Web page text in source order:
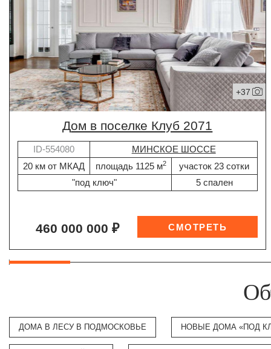
+37
дом в поселке Клуб 2071
ID-554080
МИНСКОЕ ШОССЕ
20 км от МКАД
площадь 1125 м2
участок 23 сотки
"под ключ"
5 спален
460 000 000 ₽
ДОМА В ЛЕСУ В ПОДМОСКОВЬЕ НОВЫЕ ДОМА «ПОД